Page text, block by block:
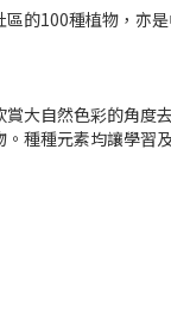
的100種植物，
大自然色彩的角
種種元素均讓學習